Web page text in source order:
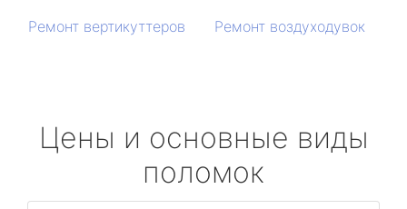
Ремонт вертикуттеров
Ремонт воздуходувок
Цены и основные виды
поломок